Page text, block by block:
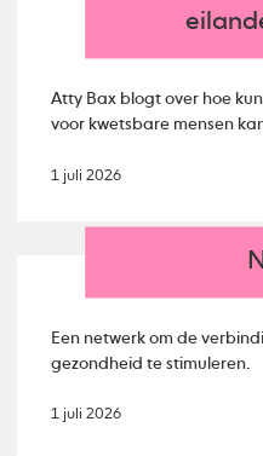
Atty Bax blogt over hoe
voor kwetsbare mensen
1 juli 2026
Een netwerk om de
gezondheid te stimuleren.
1 juli 2026